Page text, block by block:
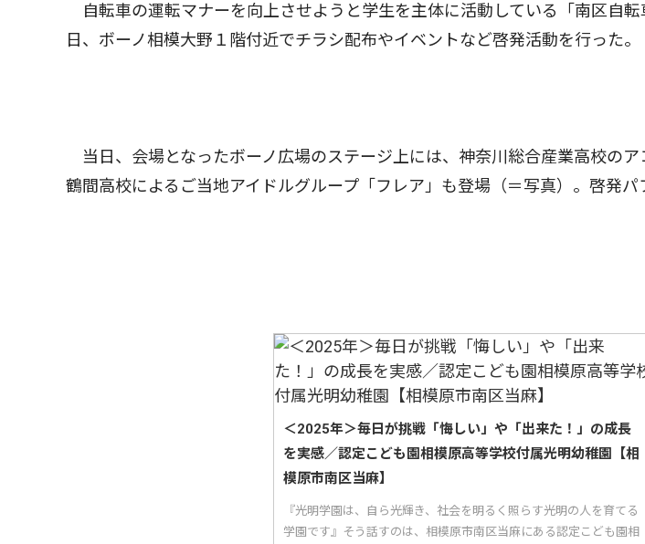
自転車の運転マナーを向上させようと学生を主体に活動している「南区自
日、ボーノ相模大野１階付近でチラシ配布やイベントなど啓発活動を行った。
当日、会場となったボーノ広場のステージ上には、神奈川総合産業高校のア
鶴間高校によるご当地アイドルグループ「フレア」も登場（＝写真）。啓発パ
＜2025年＞毎日が挑戦「悔しい」や「出来た！」の成長
を実感／認定こども園相模原高等学校付属光明幼稚園【相
模原市南区当麻】
『光明学園は、自ら光輝き、社会を明るく照らす光明の人を育てる
学園です』そう話すのは、相模原市南区当麻にある認定こども園相